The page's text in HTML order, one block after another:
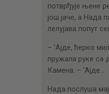
потврђује њене
још јаче, а Нада
лелујава попут
– ’Ајде, ћерко
пружала руке са
Камена. – ’Ајде…
Нада послуша